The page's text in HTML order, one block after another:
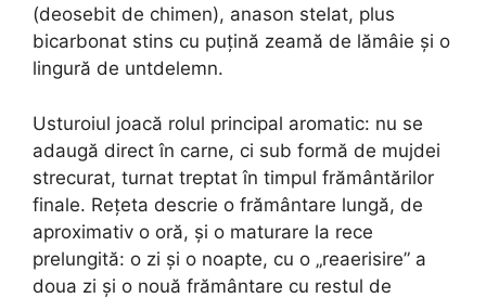
(deosebit de chimen), anason stelat, plus
bicarbonat stins cu puțină zeamă de lămâie și o
lingură de untdelemn.
Usturoiul joacă rolul principal aromatic: nu se
adaugă direct în carne, ci sub formă de mujdei
strecurat, turnat treptat în timpul frământărilor
finale. Rețeta descrie o frământare lungă, de
aproximativ o oră, și o maturare la rece
prelungită: o zi și o noapte, cu o „reaerisire” a
doua zi și o nouă frământare cu restul de